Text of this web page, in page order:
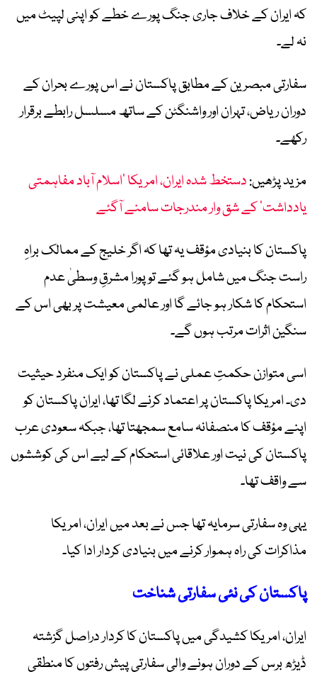
کہ ایران کے خلاف جاری جنگ پورے خطے کو اپنی لپیٹ میں
نہ لے۔
سفارتی مبصرین کے مطابق پاکستان نے اس پورے بحران کے
دوران ریاض، تہران اور واشنگٹن کے ساتھ مسلسل رابطے برقرار
رکھے۔
مزید پڑھیں:دستخط شدہ ایران، امریکا ’اسلام آباد مفاہمتی
یادداشت‘ کے شق وار مندرجات سامنے آگئے
پاکستان کا بنیادی مؤقف یہ تھا کہ اگر خلیج کے ممالک براہِ
راست جنگ میں شامل ہو گئے تو پورا مشرقِ وسطیٰ عدم
استحکام کا شکار ہو جائے گا اور عالمی معیشت پر بھی اس کے
سنگین اثرات مرتب ہوں گے۔
اسی متوازن حکمتِ عملی نے پاکستان کو ایک منفرد حیثیت
دی۔ امریکا پاکستان پر اعتماد کرنے لگا تھا، ایران پاکستان کو
اپنے مؤقف کا منصفانہ سامع سمجھتا تھا، جبکہ سعودی عرب
پاکستان کی نیت اور علاقائی استحکام کے لیے اس کی کوششوں
سے واقف تھا۔
یہی وہ سفارتی سرمایہ تھا جس نے بعد میں ایران، امریکا
مذاکرات کی راہ ہموار کرنے میں بنیادی کردار ادا کیا۔
پاکستان کی نئی سفارتی شناخت
ایران، امریکا کشیدگی میں پاکستان کا کردار دراصل گزشتہ
ڈیڑھ برس کے دوران ہونے والی سفارتی پیش رفتوں کا منطقی